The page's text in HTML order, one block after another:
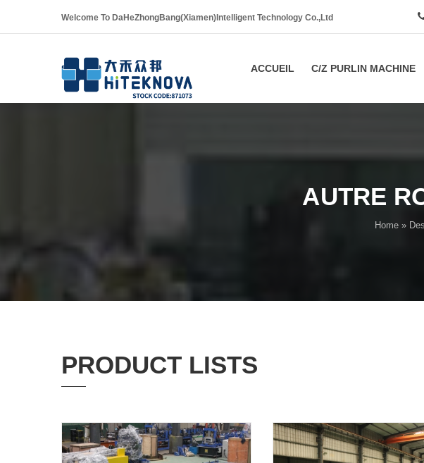
Welcome To DaHeZhongBang(Xiamen)Intelligent Technology Co.,Ltd
ACCUEIL C/Z PURLIN MACHINE
AUTRE
Home»
PRODUCT LISTS